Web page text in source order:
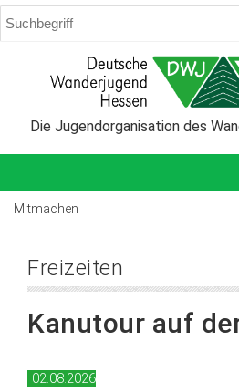
Die Jugendorganisation des
Mitmachen
Freizeiten
Kanutour auf
02.08.2026